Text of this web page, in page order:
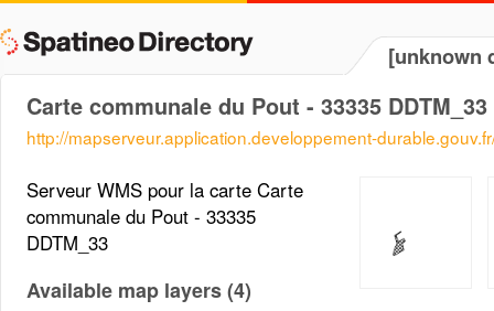
[unknown
Carte communale du Pout - 33335 DDTM_33
http://mapserveur.application.developpement-
Serveur WMS pour la carte Carte
communale du Pout - 33335
DDTM_33
Available map layers (4)